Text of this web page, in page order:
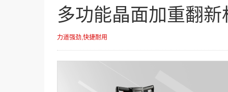
多功能晶面加重翻
力道强劲,快捷耐用